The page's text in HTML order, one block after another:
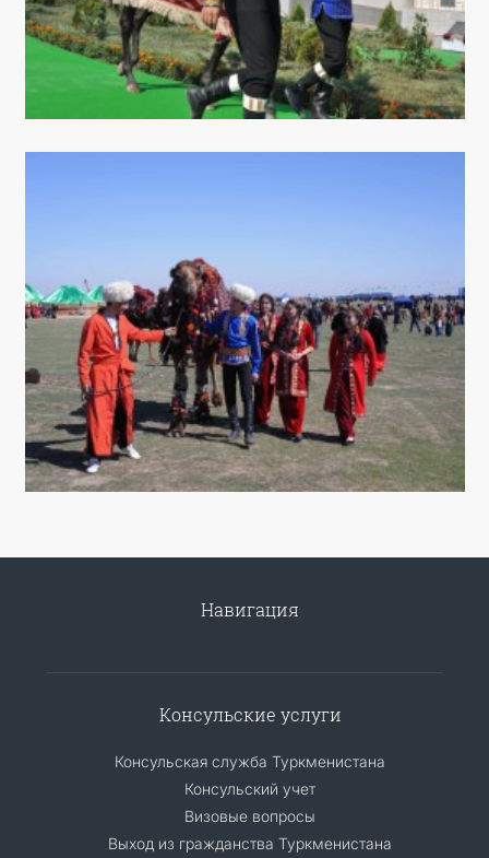
Навигация
Консульские услуги
Консульская служба Туркменистана
Консульский учет
Визовые вопросы
Выход из гражданства Туркменистана